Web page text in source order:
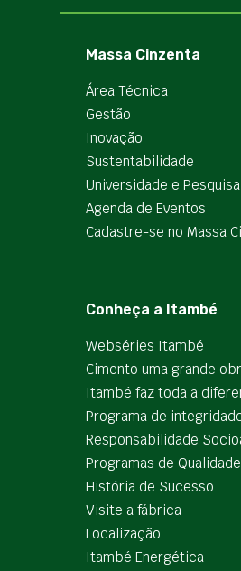
Massa Cinzenta
Área Técnica
Gestão
Inovação
Sustentabilidade
Universidade e Pesquisa
Agenda de Eventos
Cadastre-se no Massa
Conheça a Itambé
Webséries Itambé
Cimento uma grande
Itambé faz toda a
Programa de
Responsabilidade
Programas de Qualidade
História de Sucesso
Visite a fábrica
Localização
Itambé Energética